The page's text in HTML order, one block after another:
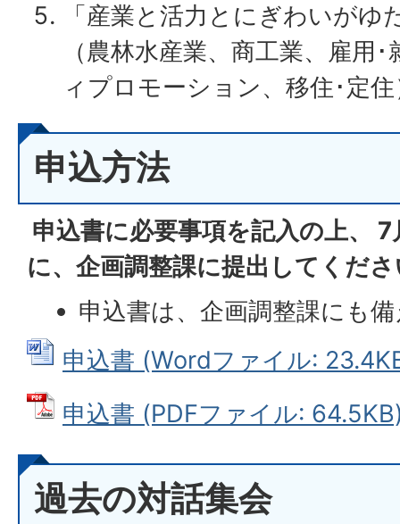
「産業と活力とにぎわいが
（農林水産業、商工業、雇用
ィプロモーション、移住･定
申込方法
申込書に必要事項を記入の上、
に、企画調整課に提出してくだ
申込書は、企画調整課にも
申込書 (Wordファイル:
申込書 (PDFファイル:
過去の対話集会